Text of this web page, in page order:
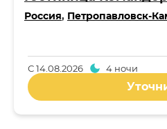
Россия, Петропавловск-
С14.08.2026 4 ночи